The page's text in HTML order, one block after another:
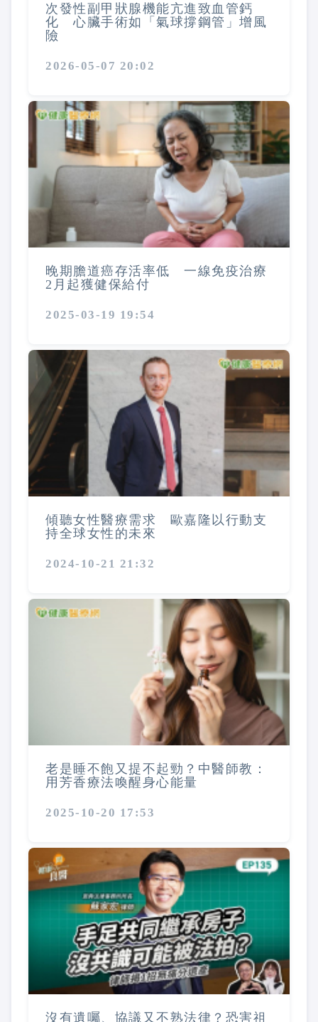
次發性副甲狀腺機能亢進致血管鈣
化 心臟手術如「氣球撐鋼管」增風
險
2026-05-07 20:02
晚期膽道癌存活率低 一線免疫治療
2月起獲健保給付
2025-03-19 19:54
傾聽女性醫療需求 歐嘉隆以行動支
持全球女性的未來
2024-10-21 21:32
老是睡不飽又提不起勁？中醫師教：
用芳香療法喚醒身心能量
2025-10-20 17:53
沒有遺囑、協議又不熟法律？恐害祖